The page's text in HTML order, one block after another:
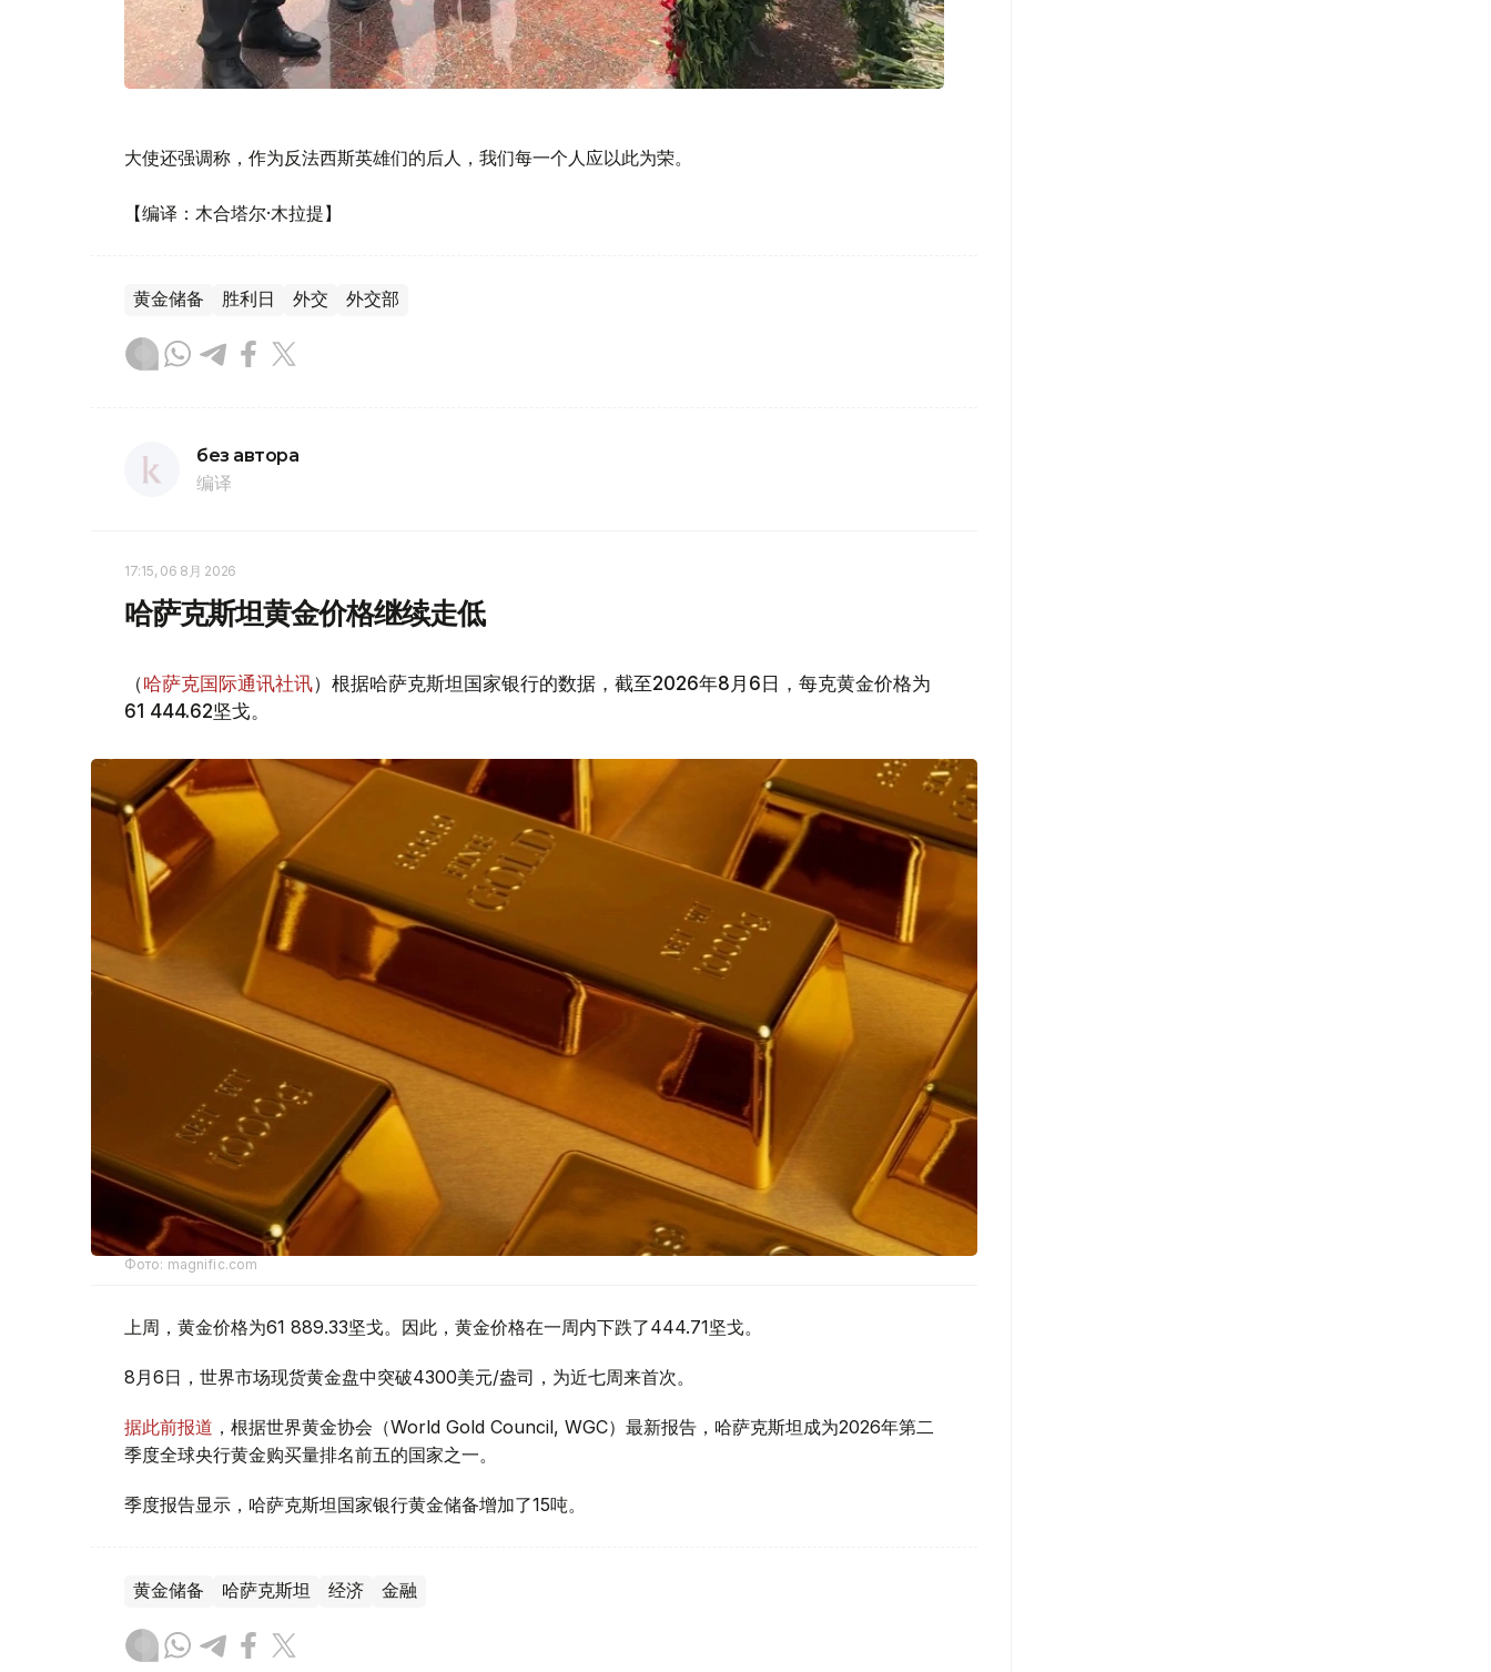
大使还强调称，作为反法西斯英雄们的后人，我们每一个人应以此为荣。
【编译：木合塔尔·木拉提】
黄金储备 胜利日 外交 外交部
без автора
编译
17:15, 06 8月 2026
哈萨克斯坦黄金价格继续走低
（哈萨克国际通讯社讯）根据哈萨克斯坦国家银行的数据，截至2026年8月6日，每克黄金价格为
61 444.62坚戈。
Фото: magnific.com
上周，黄金价格为61 889.33坚戈。因此，黄金价格在一周内下跌了444.71坚戈。
8月6日，世界市场现货黄金盘中突破4300美元/盎司，为近七周来首次。
据此前报道 ，根据世界黄金协会（World Gold Council, WGC）最新报告，哈萨克斯坦成为2026年第二
季度全球央行黄金购买量排名前五的国家之一。
季度报告显示，哈萨克斯坦国家银行黄金储备增加了15吨。
黄金储备 哈萨克斯坦 经济 金融